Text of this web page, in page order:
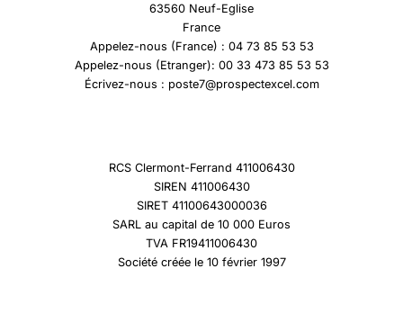
63560 Neuf-Eglise
France
Appelez-nous (France) : 04 73 85 53 53
Appelez-nous (Etranger): 00 33 473 85 53 53
Écrivez-nous : poste7@prospectexcel.com
RCS Clermont-Ferrand 411006430
SIREN 411006430
SIRET 41100643000036
SARL au capital de 10 000 Euros
TVA FR19411006430
Société créée le 10 février 1997